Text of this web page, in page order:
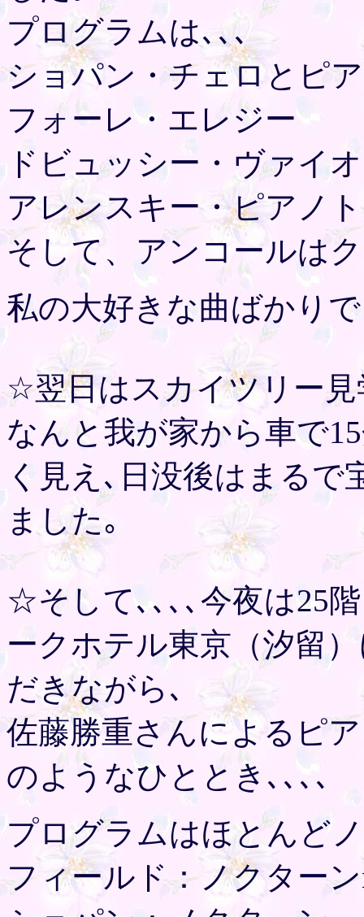
プログラムは､､､
ショパン・チェロとピ
フォーレ・エレジー
ドビュッシー・ヴァイ
アレンスキー・ピアノ
そして、アンコールは
私の大好きな曲ばかり
☆翌日はスカイツリー
なんと我が家から車で
く見え､日没後はまる
ました｡
☆そして､､､､今夜は25
ークホテル東京（汐留
だきながら､
佐藤勝重さんによるピ
のようなひととき､､､､
プログラムはほとんど
フィールド：ノクター